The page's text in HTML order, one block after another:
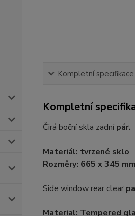
Kompletní specifikace
Kompletní
Čirá boční skla zadnípár.
Materiál: tvrzené sklo
Rozměry: 665 x 345 mm
Side window rear clear
Material: Tempered